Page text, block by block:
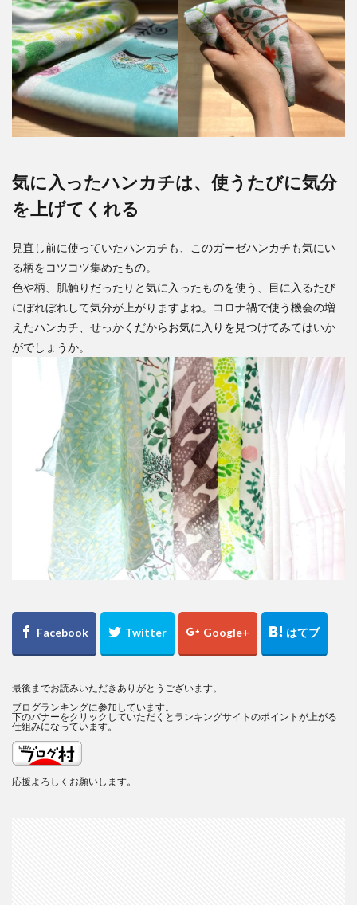
気に入ったハンカチは、使うたびに気分
を上げてくれる
見直し前に使っていたハンカチも、このガーゼハンカチも気にい
る柄をコツコツ集めたもの。
色や柄、肌触りだったりと気に入ったものを使う、目に入るたび
にぼれぼれして気分が上がりますよね。コロナ禍で使う機会の増
えたハンカチ、せっかくだからお気に入りを見つけてみてはいか
がでしょうか。
最後までお読みいただきありがとうございます。
ブログランキングに参加しています。
下のバナーをクリックしていただくとランキングサイトのポイントが上がる
仕組みになっています。
応援よろしくお願いします。